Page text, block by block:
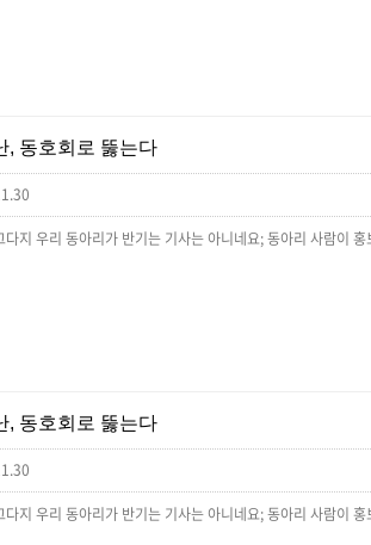
, 동호회로 뚫는다
지 우리 동아리가 반기는 기사는 아니네요; 동아리 사람이
, 동호회로 뚫는다
지 우리 동아리가 반기는 기사는 아니네요; 동아리 사람이